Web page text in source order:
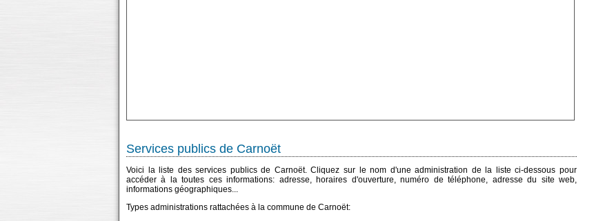
Services publics de Carnoët
Voici la liste des services publics de Carnoët. Cliquez sur le nom d'une administration de la liste ci-dessous pour
accéder à la toutes ces informations: adresse, horaires d'ouverture, numéro de téléphone, adresse du site web,
informations géographiques...
Types administrations rattachées à la commune de Carnoët: